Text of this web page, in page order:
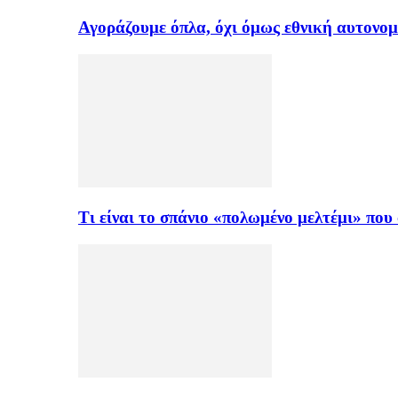
Αγοράζουμε όπλα, όχι όμως εθνική
Τι είναι το σπάνιο «πολωμένο μελτέμι»